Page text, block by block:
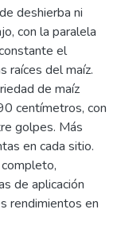
deshierba ni
con la paralela
el
raíces del maíz.
de maíz
centímetros, con
golpes. Más
en cada sitio.
de aplicación
rendimientos en